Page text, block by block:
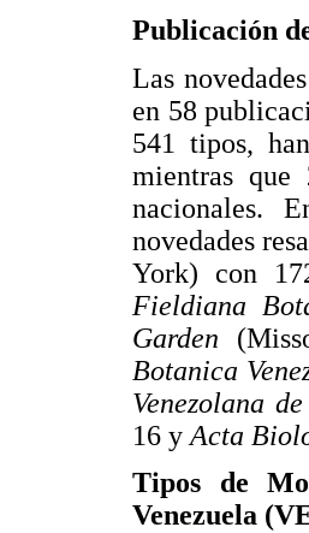
Publicación
Las
en 58
541 tipos,
mientras que
nacionales.
novedades
York) con
Fieldiana
Garden
Botanica
Venezolana
16 y Acta
Tipos de
Venezuela